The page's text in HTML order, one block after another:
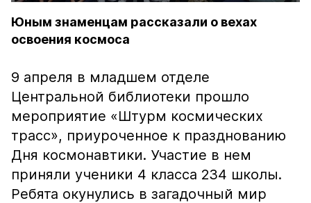
Юным знаменцам рассказали о вехах
освоения космоса
9 апреля в младшем отделе
Центральной библиотеки прошло
мероприятие «Штурм космических
трасс», приуроченное к празднованию
Дня космонавтики. Участие в нем
приняли ученики 4 класса 234 школы.
Ребята окунулись в загадочный мир